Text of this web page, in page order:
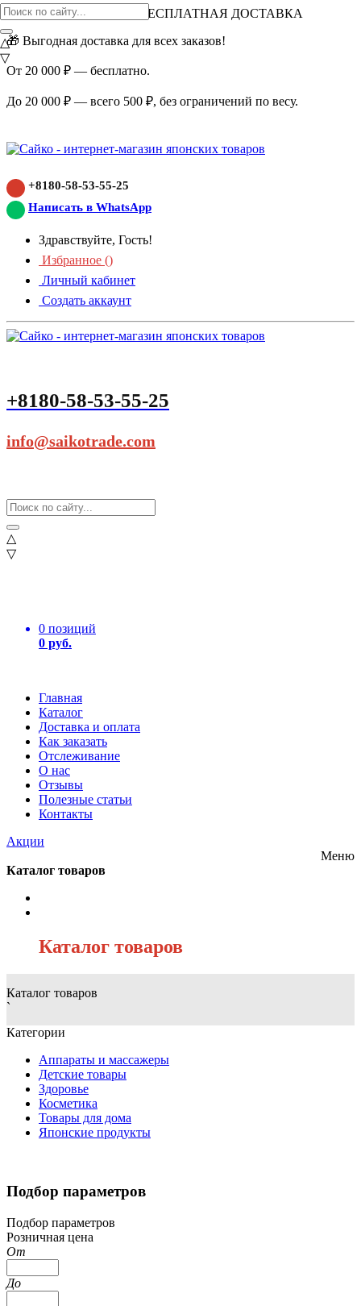
ВНИМАНИЕ АКЦИЯ!
БЕСПЛАТНАЯ ДОСТАВКА
🎁 Выгодная доставка для всех заказов!
От 20 000 ₽ — бесплатно.
До 20 000 ₽ — всего 500 ₽, без ограничений по весу.
+8180-58-53-55-25
Написать в WhatsApp
Здравствуйте, Гость!
Избранное ()
Личный кабинет
Создать аккаунт
+8180-58-53-55-25
info@saikotrade.com
△
▽
0 позиций
0 руб.
Главная
Каталог
Доставка и оплата
Как заказать
Отслеживание
О нас
Отзывы
Полезные статьи
Контакты
Акции
△
▽
Меню
Каталог товаров
Каталог товаров
Каталог товаров
`
Категории
Аппараты и массажеры
Детские товары
Здоровье
Косметика
Товары для дома
Японские продукты
Подбор параметров
Подбор параметров
Розничная цена
От
До